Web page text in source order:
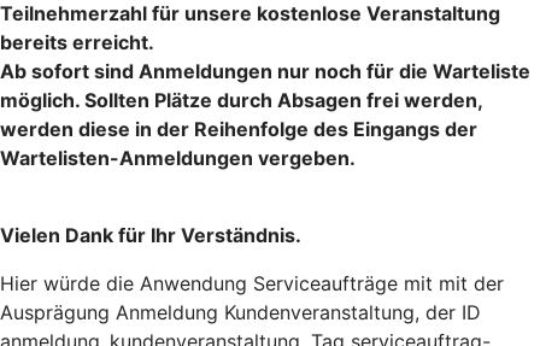
Teilnehmerzahl für unsere kostenlose Veranstaltung
bereits erreicht.
Ab sofort sind Anmeldungen nur noch für die Warteliste
möglich. Sollten Plätze durch Absagen frei werden,
werden diese in der Reihenfolge des Eingangs der
Wartelisten-Anmeldungen vergeben.
Vielen Dank für Ihr Verständnis.
Hier würde die Anwendung Serviceaufträge mit mit der
Ausprägung Anmeldung Kundenveranstaltung, der ID
anmeldung_kundenveranstaltung, Tag serviceauftrag-